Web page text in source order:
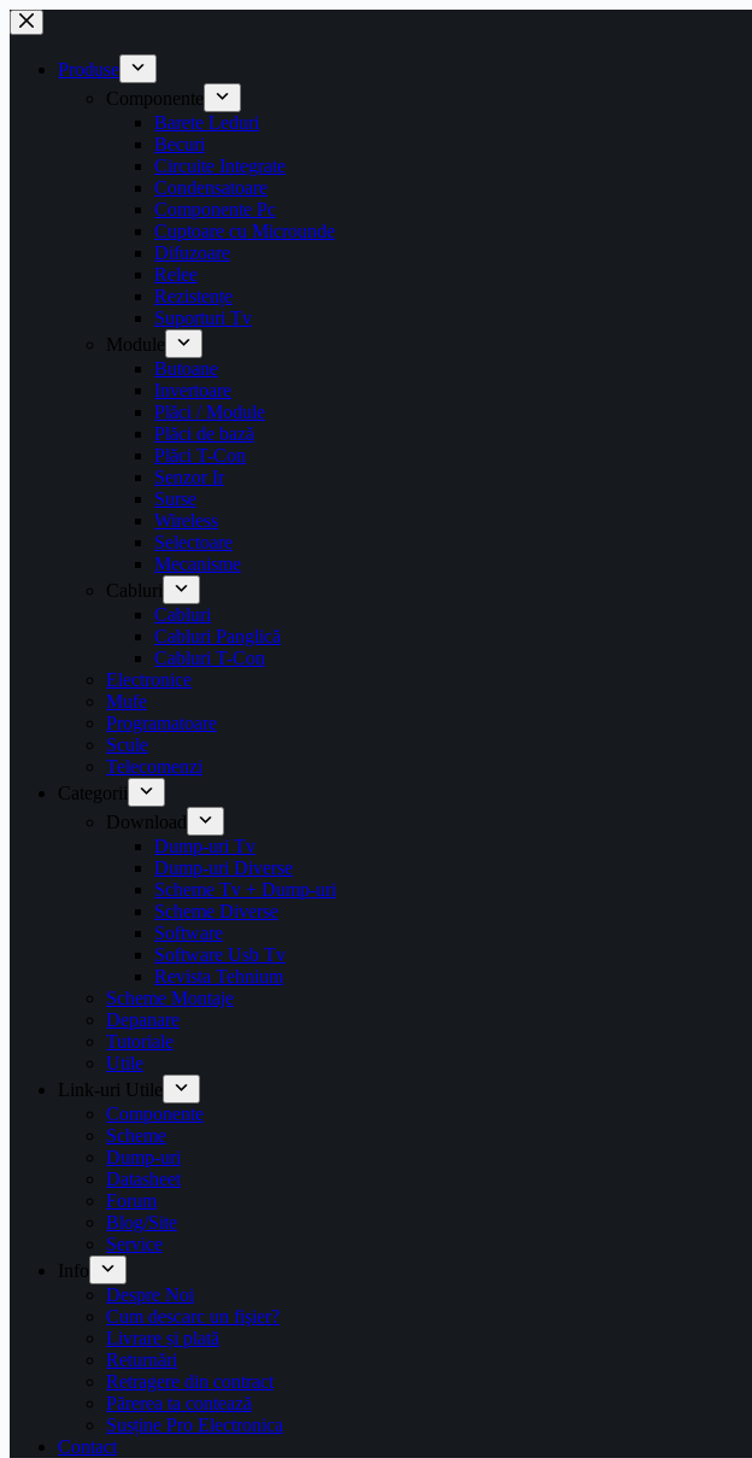
Sari
la
conținutProduse
Componente
Barete Leduri
Becuri
Circuite Integrate
Condensatoare
Componente Pc
Cuptoare cu Microunde
Difuzoare
Relee
Rezistențe
Suporturi Tv
Module
Butoane
Invertoare
Plăci / Module
Plăci de bază
Plăci T-Con
Senzor Ir
Surse
Wireless
Selectoare
Mecanisme
Cabluri
Cabluri
Cabluri Panglică
Cabluri T-Con
Electronice
Mufe
Programatoare
Scule
Telecomenzi
Categorii
Download
Dump-uri Tv
Dump-uri Diverse
Scheme Tv + Dump-uri
Scheme Diverse
Software
Software Usb Tv
Revista Tehnium
Scheme Montaje
Depanare
Tutoriale
Utile
Link-uri Utile
Componente
Scheme
Dump-uri
Datasheet
Forum
Blog/Site
Service
Info
Despre Noi
Cum descarc un fişier?
Livrare și plată
Returnări
Retragere din contract
Părerea ta contează
Susține Pro Electronica
Contact